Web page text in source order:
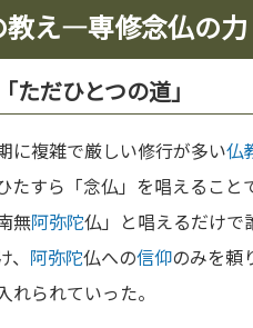
教え—専修念仏の力
ただひとつの道」
に複雑で厳しい修行が多い仏
たすら「念仏」を唱えるこ
無阿弥陀仏」と唱えるだけで
阿弥陀仏への信仰のみを頼
れられていった。